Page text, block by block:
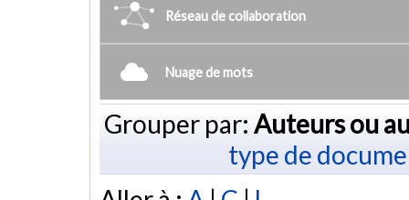
Réseau de collaboration
Nuage de mots
Grouper par: Auteurs ou
type de